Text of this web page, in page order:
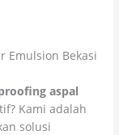
Emulsion Bekasi
aspal
Kami adalah
solusi